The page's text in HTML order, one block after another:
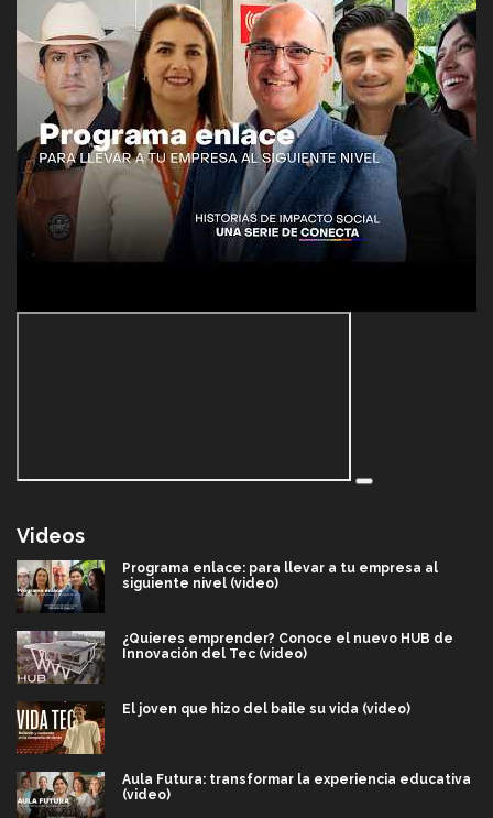
Videos
Programa enlace: para llevar a tu empresa al
siguiente nivel (video)
¿Quieres emprender? Conoce el nuevo HUB de
Innovación del Tec (video)
El joven que hizo del baile su vida (video)
Aula Futura: transformar la experiencia educativa
(video)